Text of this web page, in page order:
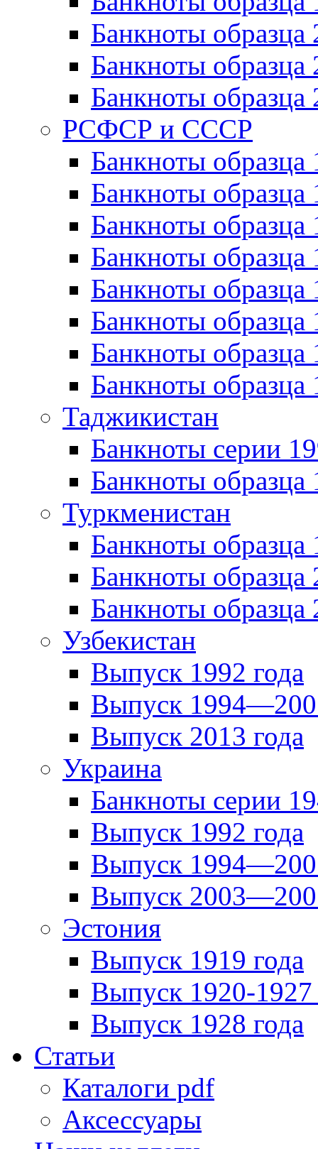
Банкноты образца
Банкноты образца
Банкноты образца
РСФСР и СССР
Банкноты
Банкноты образца
Банкноты образца
Банкноты образца
Банкноты образца
Банкноты образца
Банкноты образца
Банкноты образца
Таджикистан
Банкноты серии
Банкноты образца
Туркменистан
Банкноты
Банкноты образца
Банкноты образца
Узбекистан
Выпуск 1992 года
Выпуск
Выпуск 2013 года
Украина
Банкноты серии
Выпуск 1992 года
Выпуск
Выпуск
Эстония
Выпуск 1919 года
Выпуск 1920-1927
Выпуск 1928 года
Статьи
Каталоги pdf
Аксессуары